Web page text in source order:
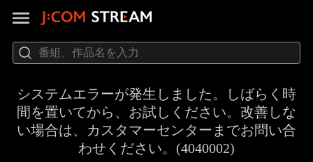
システムエラーが発生しました。しばらく時
間を置いてから、お試しください。改善しな
い場合は、カスタマーセンターまでお問い合
わせください。(4040002)